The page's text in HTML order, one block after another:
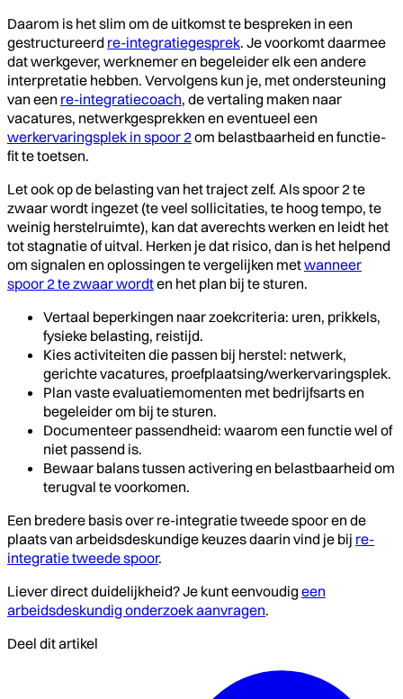
Daarom is het slim om de uitkomst te bespreken in een
gestructureerd re-integratiegesprek. Je voorkomt daarmee
dat werkgever, werknemer en begeleider elk een andere
interpretatie hebben. Vervolgens kun je, met ondersteuning
van een re-integratiecoach, de vertaling maken naar
vacatures, netwerkgesprekken en eventueel een
werkervaringsplek in spoor 2 om belastbaarheid en functie-
fit te toetsen.
Let ook op de belasting van het traject zelf. Als spoor 2 te
zwaar wordt ingezet (te veel sollicitaties, te hoog tempo, te
weinig herstelruimte), kan dat averechts werken en leidt het
tot stagnatie of uitval. Herken je dat risico, dan is het helpend
om signalen en oplossingen te vergelijken metwanneer
spoor 2 te zwaar wordten het plan bij te sturen.
Vertaal beperkingen naar zoekcriteria: uren, prikkels,
fysieke belasting, reistijd.
Kies activiteiten die passen bij herstel: netwerk,
gerichte vacatures, proefplaatsing/werkervaringsplek.
Plan vaste evaluatiemomenten met bedrijfsarts en
begeleider om bij te sturen.
Documenteer passendheid: waarom een functie wel of
niet passend is.
Bewaar balans tussen activering en belastbaarheid om
terugval te voorkomen.
Een bredere basis over re-integratie tweede spoor en de
plaats van arbeidsdeskundige keuzes daarin vind je bij re-
integratie tweede spoor.
Liever direct duidelijkheid? Je kunt eenvoudig een
arbeidsdeskundig onderzoek aanvragen.
Deel dit artikel